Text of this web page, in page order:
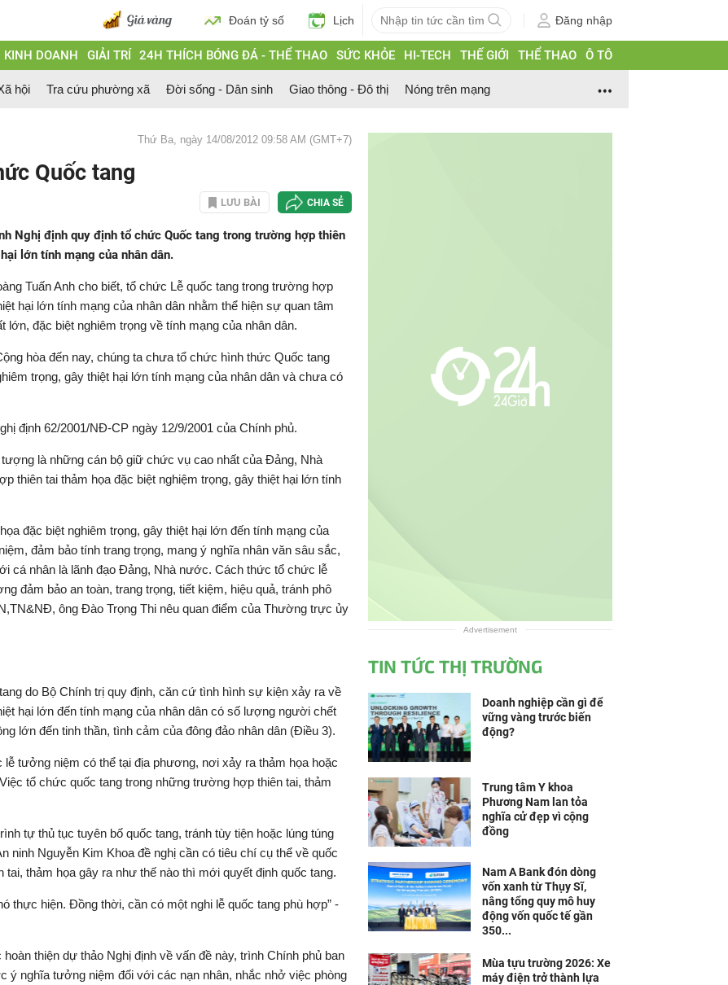
Đoán tỷ số Lịch Đăng nhập
KINH DOANH GIẢI TRÍ 24H THÍCH BÓNG ĐÁ - THỂ THAO SỨC KHỎE HI-TECH THẾ GIỚI THỂ THAO Ô TÔ
hội Tra cứu phường xã Đời sống - Dân sinh Giao thông - Đô thị Nóng trên mạng
Thứ Ba, ngày 14/08/2012 09:58 AM (GMT+7)
Quốc tang
LƯU BÀI CHIA SẺ
Nghị định quy định tổ chức Quốc tang trong trường hợp thiên
lớn tính mạng của nhân dân.
Tuấn Anh cho biết, tổ chức Lễ quốc tang trong trường hợp
hại lớn tính mạng của nhân dân nhằm thể hiện sự quan tâm
đặc biệt nghiêm trọng về tính mạng của nhân dân.
hòa đến nay, chúng ta chưa tổ chức hình thức Quốc tang
trọng, gây thiệt hại lớn tính mạng của nhân dân và chưa có
định 62/2001/NĐ-CP ngày 12/9/2001 của Chính phủ.
là những cán bộ giữ chức vụ cao nhất của Đảng, Nhà
thiên tai thảm họa đặc biệt nghiệm trọng, gây thiệt hại lớn tính
đặc biệt nghiêm trọng, gây thiệt hại lớn đến tính mạng của
đảm bảo tính trang trọng, mang ý nghĩa nhân văn sâu sắc,
cá nhân là lãnh đạo Đảng, Nhà nước. Cách thức tổ chức lễ
đảm bảo an toàn, trang trọng, tiết kiệm, hiệu quả, tránh phô
ông Đào Trọng Thi nêu quan điểm của Thường trực ủy
do Bộ Chính trị quy định, căn cứ tình hình sự kiện xảy ra về
hại lớn đến tính mạng của nhân dân có số lượng người chết
lớn đến tinh thần, tình cảm của đông đảo nhân dân (Điều 3).
tưởng niệm có thể tại địa phương, nơi xảy ra thảm họa hoặc
tổ chức quốc tang trong những trường hợp thiên tai, thảm
tự thủ tục tuyên bố quốc tang, tránh tùy tiện hoặc lúng túng
ninh Nguyễn Kim Khoa đề nghị cần có tiêu chí cụ thể về quốc
thảm họa gây ra như thế nào thì mới quyết định quốc tang.
thực hiện. Đồng thời, cần có một nghi lễ quốc tang phù hợp” -
thiện dự thảo Nghị định về vấn đề này, trình Chính phủ ban
ý nghĩa tưởng niệm đối với các nạn nhân, nhắc nhở việc phòng
Advertisement
TIN TỨC THỊ TRƯỜNG
Doanh nghiệp cần gì để
vững vàng trước biến
động?
Trung tâm Y khoa
Phương Nam lan tỏa
nghĩa cử đẹp vì cộng
đồng
Nam A Bank đón dòng
vốn xanh từ Thụy Sĩ,
nâng tổng quy mô huy
động vốn quốc tế gần
350...
Mùa tựu trường 2026: Xe
máy điện trở thành lựa